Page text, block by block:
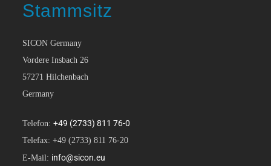
Stammsitz
SICON Germany
Vordere Insbach 26
57271 Hilchenbach
Germany
Telefon:+49 (2733) 811 76-0
Telefax: +49 (2733) 811 76-20
E-Mail: info@sicon.eu